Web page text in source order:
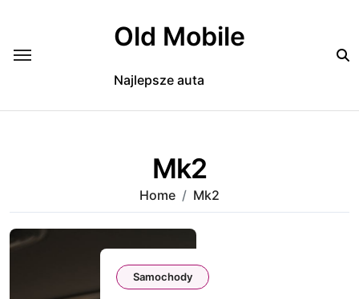
Old Mobile
Najlepsze auta
Mk2
Home Mk2
Samochody